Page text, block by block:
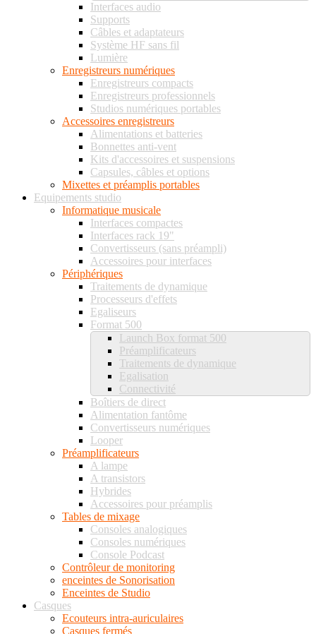
Interfaces audio
Supports
Câbles et adaptateurs
Système HF sans fil
Lumière
Enregistreurs numériques
Enregistreurs compacts
Enregistreurs professionnels
Studios numériques portables
Accessoires enregistreurs
Alimentations et batteries
Bonnettes anti-vent
Kits d'accessoires et suspensions
Capsules, câbles et options
Mixettes et préamplis portables
Equipements studio
Informatique musicale
Interfaces compactes
Interfaces rack 19"
Convertisseurs (sans préampli)
Accessoires pour interfaces
Périphériques
Traitements de dynamique
Processeurs d'effets
Egaliseurs
Format 500
Launch Box format 500
Préamplificateurs
Traitements de dynamique
Egalisation
Connectivité
Boîtiers de direct
Alimentation fantôme
Convertisseurs numériques
Looper
Préamplificateurs
A lampe
A transistors
Hybrides
Accessoires pour préamplis
Tables de mixage
Consoles analogiques
Consoles numériques
Console Podcast
Contrôleur de monitoring
enceintes de Sonorisation
Enceintes de Studio
Casques
Ecouteurs intra-auriculaires
Casques fermés